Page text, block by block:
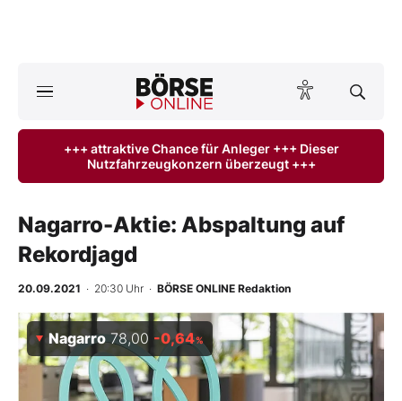
Anlageprodukte
Finanz-Check
Abo & Shop
Experten
Mein B:O
+++ attraktive Chance für Anleger +++ Dieser
Nutzfahrzeugkonzern überzeugt +++
Nagarro-Aktie: Abspaltung auf
Rekordjagd
20.09.2021 · 20:30 Uhr · BÖRSE ONLINE Redaktion
Nagarro 78,00 -0,64%